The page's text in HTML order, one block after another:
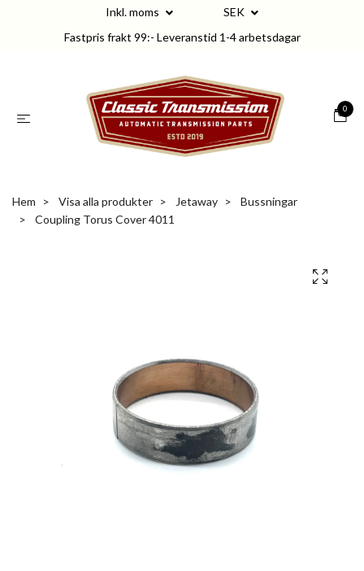
Inkl. moms
SEK
Fastpris frakt 99:- Leveranstid 1-4 arbetsdagar
0
Hem Visa alla produkter Jetaway
Bussningar
Coupling Torus Cover 4011